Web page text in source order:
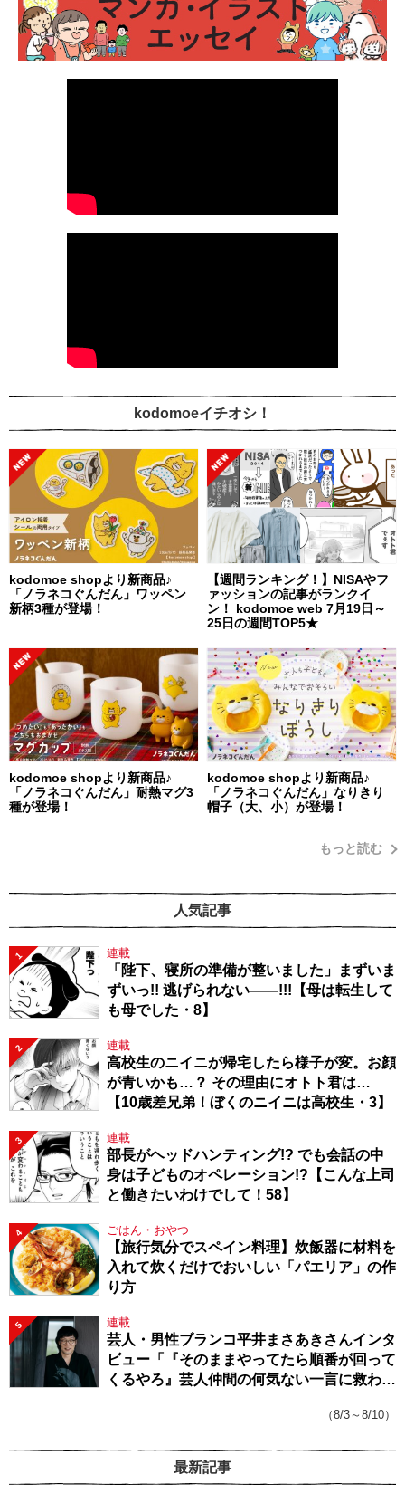
kodomoeイチオシ！
kodomoe shopより新商品♪
「ノラネコぐんだん」ワッペン
新柄3種が登場！
【週間ランキング！】NISAやフ
ァッションの記事がランクイ
ン！ kodomoe web 7月19日～
25日の週間TOP5★
kodomoe shopより新商品♪
「ノラネコぐんだん」耐熱マグ3
種が登場！
kodomoe shopより新商品♪
「ノラネコぐんだん」なりきり
帽子（大、小）が登場！
もっと読む
人気記事
1 連載
「陛下、寝所の準備が整いました」まずいま
ずいっ!! 逃げられない――!!!【母は転生して
も母でした・8】
2 連載
高校生のニイニが帰宅したら様子が変。お顔
が青いかも…？ その理由にオトト君は…
【10歳差兄弟！ぼくのニイニは高校生・3】
3 連載
部長がヘッドハンティング!? でも会話の中
身は子どものオペレーション!?【こんな上司
と働きたいわけでして！58】
4 ごはん・おやつ
【旅行気分でスペイン料理】炊飯器に材料を
入れて炊くだけでおいしい「パエリア」の作
り方
5 連載
芸人・男性ブランコ平井まさあきさんインタ
ビュー「『そのままやってたら順番が回って
くるやろ』芸人仲間の何気ない一言に救われ
（8/3～8/10）
最新記事